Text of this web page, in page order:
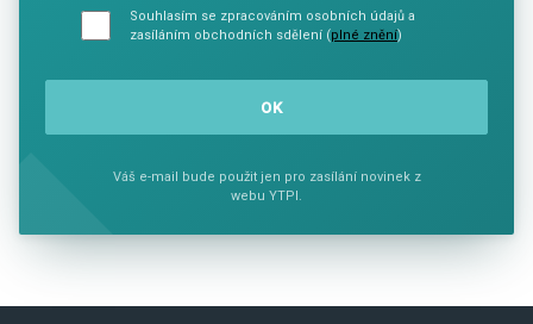
Souhlasím se zpracováním osobních údajů a
zasíláním obchodních sdělení (plné znění)
Váš e-mail bude použit jen pro zasílání novinek z
webu YTPI.